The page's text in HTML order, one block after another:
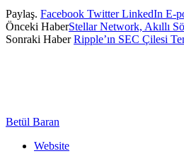
Paylaş. Facebook Twitter LinkedIn E-
Önceki HaberStellar Network, Akıllı
Sonraki HaberRipple’ın SEC Çilesi
Betül Baran
Website